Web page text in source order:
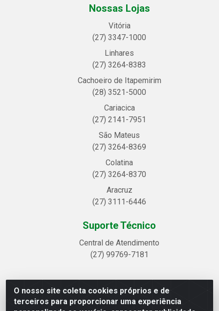
O nosso site coleta cookies próprios e de
terceiros para proporcionar uma experiência
Nossas Lojas
Vitória
(27) 3347-1000
Linhares
(27) 3264-8383
Cachoeiro de Itapemirim
(28) 3521-5000
Cariacica
(27) 2141-7951
São Mateus
(27) 3264-8369
Colatina
(27) 3264-8370
Aracruz
(27) 3111-6446
Suporte Técnico
Central de Atendimento
(27) 99769-7181
Linhavix Distribuidora LTDA - Avenida Alegre, 2521 -
Quadra314 Lote 05 e 07 - Shell, Linhares/ES - CEP